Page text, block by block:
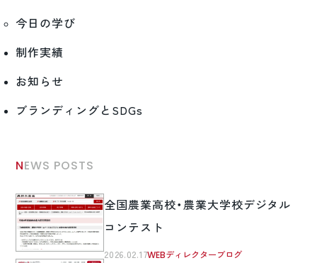
今日の学び
制作実績
お知らせ
ブランディングとSDGs
NEWS POSTS
全国農業高校・農業大学校デジタル
コンテスト
2026.02.17WEBディレクターブログ